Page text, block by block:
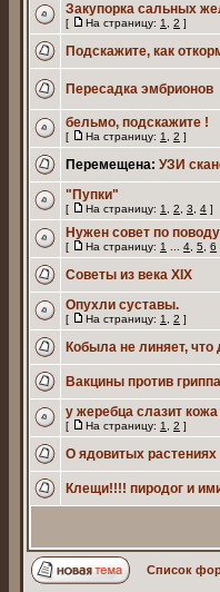
Закупорка сальных
[ На страницу: 1 2 ]
Подскажите, как
Пересадка эмбрионов
бельмо, подскажите !
[ На страницу: 1 2 ]
Перемещена: УЗИ
"Пупки"
[ На страницу: 1 2 3 4 ]
Нужен совет по
[ На страницу: 1 4 5 6
Советы из века XIX
Опухли суставы.
[ На страницу: 1 2 ]
Кобыла не линяет, что
Вакцины против
у жеребца слазит кожа
[ На страницу: 1 2 ]
О ядовитых
Клещи!!!! пиродог и
Список